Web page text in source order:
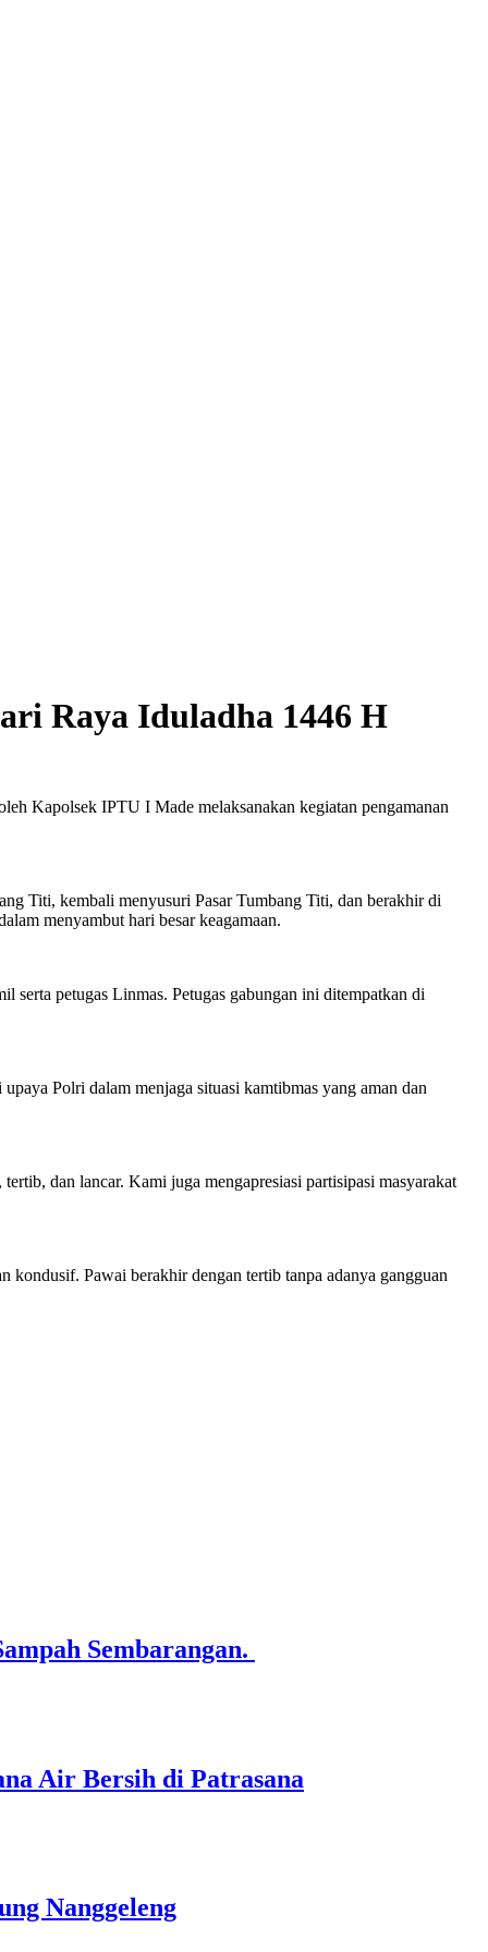
Raya Iduladha 1446 H
Kapolsek IPTU I Made melaksanakan kegiatan pengamanan
Titi, kembali menyusuri Pasar Tumbang Titi, dan berakhir di
menyambut hari besar keagamaan.
serta petugas Linmas. Petugas gabungan ini ditempatkan di
Polri dalam menjaga situasi kamtibmas yang aman dan
dan lancar. Kami juga mengapresiasi partisipasi masyarakat
kondusif. Pawai berakhir dengan tertib tanpa adanya gangguan
Sembarangan.
Air Bersih di Patrasana
Nanggeleng